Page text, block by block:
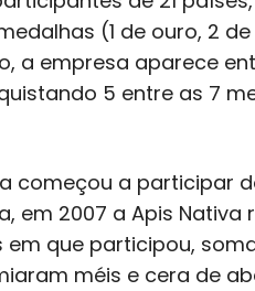
(1 de ouro, 2
a empresa aparece
5 entre as 7
começou a participar
em 2007 a Apis Nativa
em que participou,
méis e cera de